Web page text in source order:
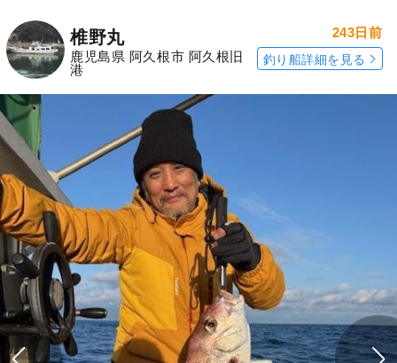
椎野丸
鹿児島県 阿久根市 阿久根旧
港
243日前
釣り船詳細を見る